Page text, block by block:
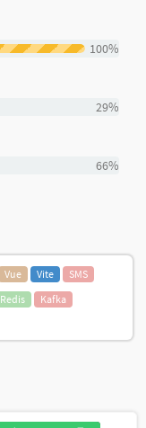
100%
29%
66%
Vue Vite
SMS
Redis
Kafka